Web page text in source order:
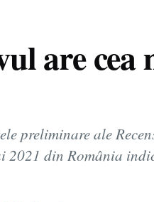
are cea
preliminare ale
2021 din România